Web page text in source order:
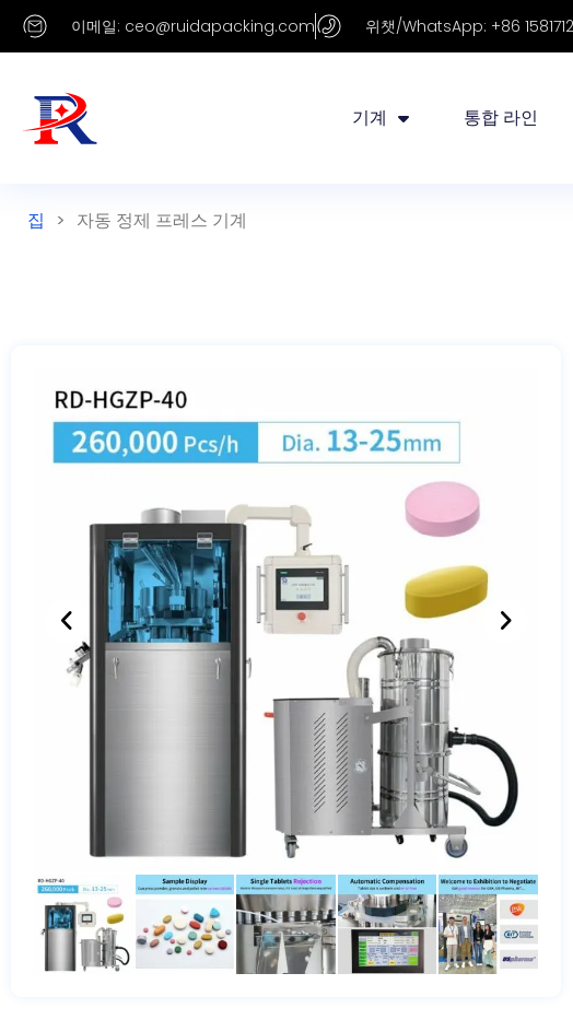
이메일: ceo@ruidapacking.com 위챗/WhatsApp: +86
기계 통합 라인
집 > 자동 정제 프레스 기계